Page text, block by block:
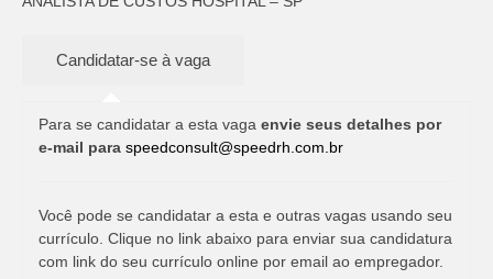
Para se candidatar a esta vaga envie seus detalhes por
e-mail para speedconsult@speedrh.com.br
Você pode se candidatar a esta e outras vagas usando seu
currículo. Clique no link abaixo para enviar sua candidatura
com link do seu currículo online por email ao empregador.